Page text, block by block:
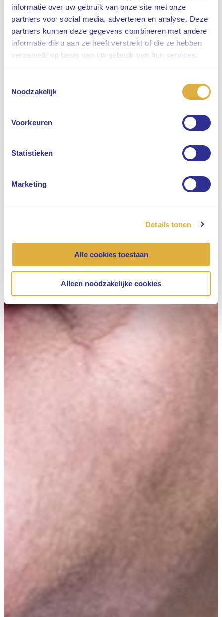
informatie over uw gebruik van onze site met onze
partners voor social media, adverteren en analyse. Deze
partners kunnen deze gegevens combineren met andere
informatie die u aan ze heeft verstrekt of die ze hebben
verzameld op basis van uw gebruik van hun services.
Noodzakelijk
Voorkeuren
Statistieken
Marketing
Details tonen
Alle cookies toestaan
Alleen noodzakelijke cookies
Sluiten